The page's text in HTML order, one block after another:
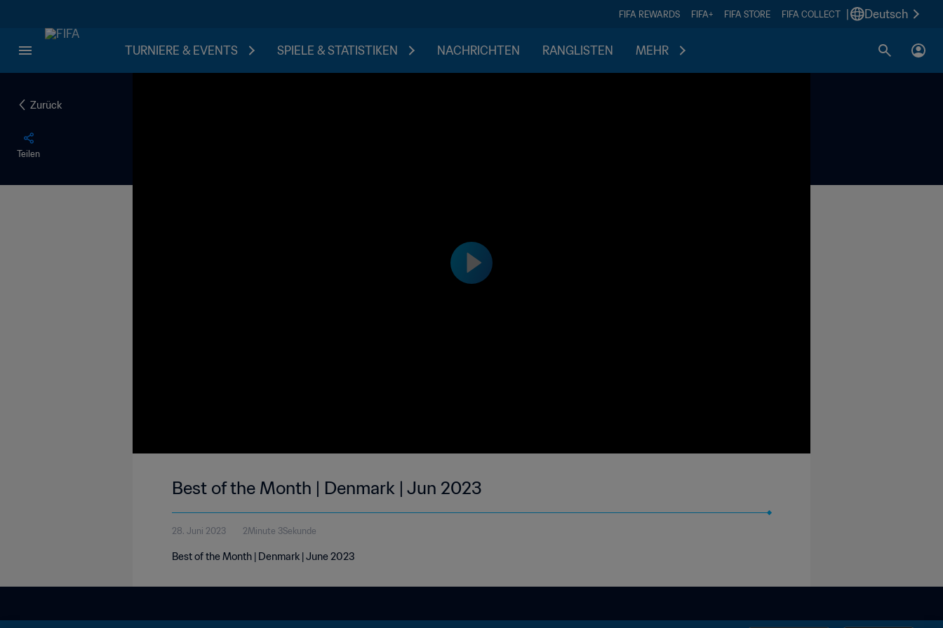
FIFA REWARDS FIFA+ FIFA STORE FIFA COLLECT Deutsch
TURNIERE & EVENTS SPIELE & STATISTIKEN NACHRICHTEN RANGLISTEN MEHR
Zurück
Teilen
Best of the Month | Denmark | Jun 2023
28. Juni 2023 2Minute 3Sekunde
Best of the Month | Denmark | June 2023